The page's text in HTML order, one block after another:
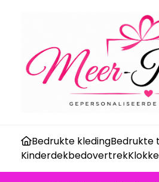
Bedrukte kledingBedrukte
Kinderdekbedovertrek